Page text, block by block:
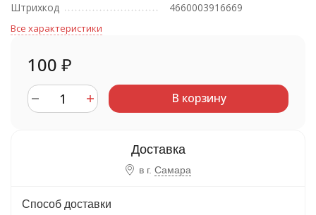
Штрихкод
4660003916669
Все характеристики
100 ₽
В корзину
в г. Самара
Способ доставки